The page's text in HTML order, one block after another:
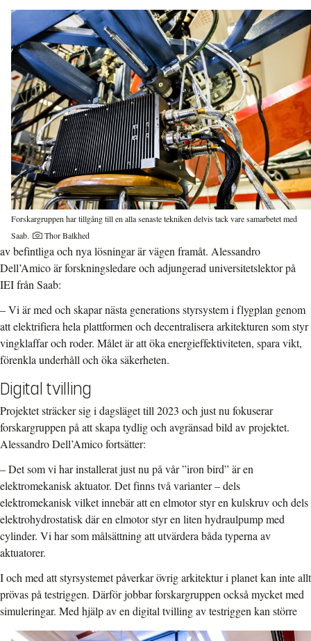
Forskargruppen har tillgång till en alla senaste tekniken delvis tack vare samarbetet med
Saab.
Thor Balkhed
av befintliga och nya lösningar är vägen framåt. Alessandro
Dell’Amico är forskningsledare och adjungerad universitetslektor på
IEI från Saab:
– Vi är med och skapar nästa generations styrsystem i flygplan genom
att elektrifiera hela plattformen och decentralisera arkitekturen som styr
vingklaffar och roder. Målet är att öka energieffektiviteten, spara vikt,
förenkla underhåll och öka säkerheten.
Digital tvilling
Projektet sträcker sig i dagsläget till 2023 och just nu fokuserar
forskargruppen på att skapa tydlig och avgränsad bild av projektet.
Alessandro Dell’Amico fortsätter:
– Det som vi har installerat just nu på vår ”iron bird” är en
elektromekanisk aktuator. Det finns två varianter – dels
elektromekanisk vilket innebär att en elmotor styr en kulskruv och dels
elektrohydrostatisk där en elmotor styr en liten hydraulpump med
cylinder. Vi har som målsättning att utvärdera båda typerna av
aktuatorer.
I och med att styrsystemet påverkar övrig arkitektur i planet kan inte allt
prövas på testriggen. Därför jobbar forskargruppen också mycket med
simuleringar. Med hjälp av en digital tvilling av testriggen kan större